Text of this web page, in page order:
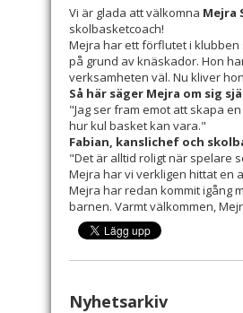
Vi är glada att välkomna Mejra
skolbasketcoach!
Mejra har ett förflutet i klubben
på grund av knäskador. Hon
verksamheten väl. Nu kliver
Så här säger Mejra om sig
"Jag ser fram emot att skapa
hur kul basket kan vara."
Fabian, kanslichef och
"Det är alltid roligt när spelare
Mejra har vi verkligen hittat en
Mejra har redan kommit igång
barnen. Varmt välkommen,
Nyhetsarkiv